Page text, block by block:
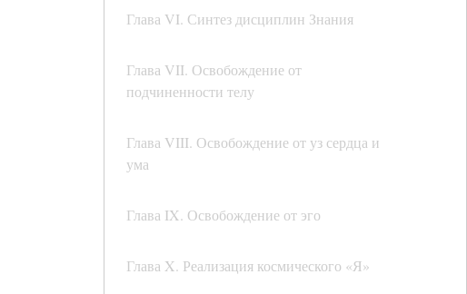
Глава VI. Синтез дисциплин Знания
Глава VII. Освобождение от
подчиненности телу
Глава VIII. Освобождение от уз сердца и
ума
Глава IX. Освобождение от эго
Глава X. Реализация космического «Я»